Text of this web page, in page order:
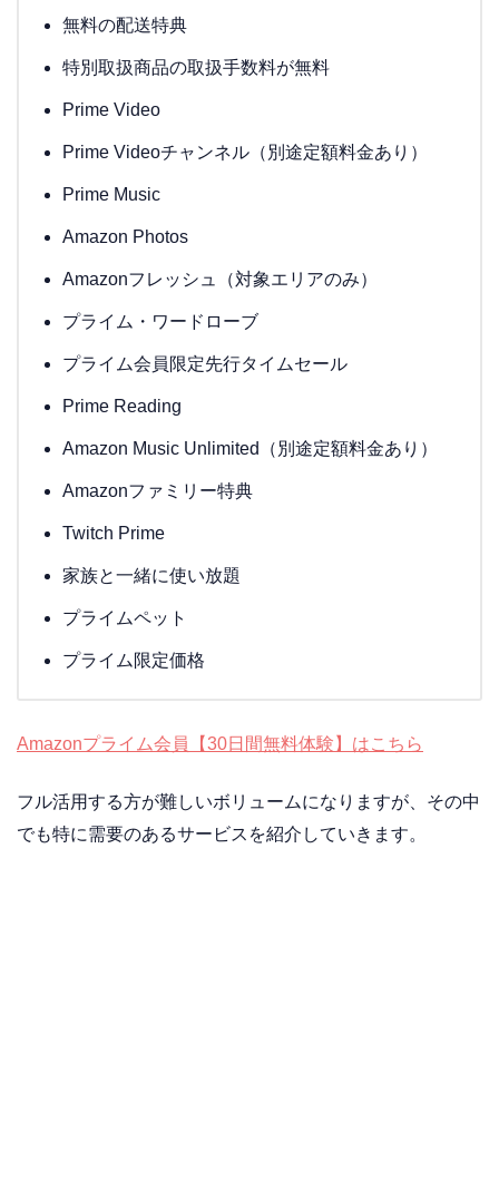
無料の配送特典
特別取扱商品の取扱手数料が無料
Prime Video
Prime Videoチャンネル（別途定額料金あり）
Prime Music
Amazon Photos
Amazonフレッシュ（対象エリアのみ）
プライム・ワードローブ
プライム会員限定先行タイムセール
Prime Reading
Amazon Music Unlimited（別途定額料金あり）
Amazonファミリー特典
Twitch Prime
家族と一緒に使い放題
プライムペット
プライム限定価格
Amazonプライム会員【30日間無料体験】はこちら
フル活用する方が難しいボリュームになりますが、その中
でも特に需要のあるサービスを紹介していきます。